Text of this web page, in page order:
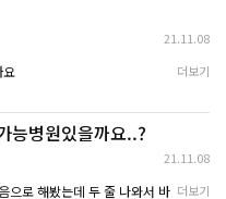
다만, 중절을 해야
주수가 늘어날 때
누구보다 토닥톡에
한 20대가
21.11.08
요
더보기
능병원있을까요..?
21.11.08
으로 해봤는데 두 줄 나와서 바 더보기